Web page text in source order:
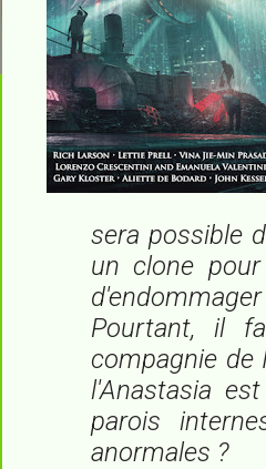
sera possible
un clone
Pourtant, il
compagnie de
l'Anastasia
parois
anormales ?